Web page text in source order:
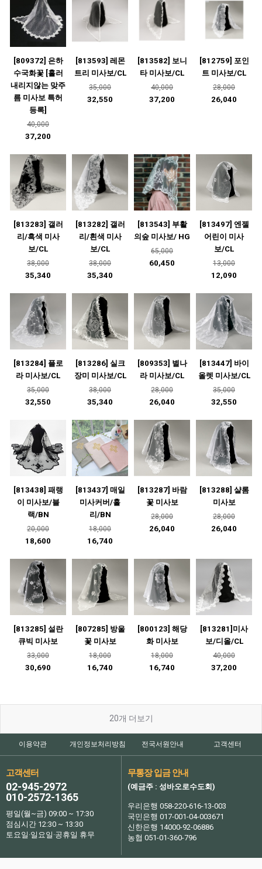
[809372] 은하
수국화꽃 [흘러
내리지않는 맞주
름 미사보 특허
등록]
40,000
37,200
[813593] 레몬
트리 미사보/CL
35,000
32,550
[813582] 보니
타 미사보/CL
40,000
37,200
[812759] 포인
트 미사보/CL
28,000
26,040
[813283] 갤러
리/흑색 미사
보/CL
38,000
35,340
[813282] 갤러
리/흰색 미사
보/CL
38,000
35,340
[813543] 부활
의숲 미사보/ HG
65,000
60,450
[813497] 엔젤
어린이 미사
보/CL
13,000
12,090
[813284] 플로
라 미사보/CL
35,000
32,550
[813286] 실크
장미 미사보/CL
38,000
35,340
[809353] 별나
라 미사보/CL
28,000
26,040
[813447] 바이
올렛 미사보/CL
35,000
32,550
[813438] 패랭
이 미사보/블
랙/BN
20,000
18,600
[813437] 매일
미사커버/홀
리/BN
18,000
16,740
[813287] 바람
꽃 미사보
28,000
26,040
[813288] 샬롬
미사보
28,000
26,040
[813285] 설란
큐빅 미사보
33,000
30,690
[807285] 방울
꽃 미사보
18,000
16,740
[800123] 해당
화 미사보
18,000
16,740
[813281]미사
보/디올/CL
40,000
37,200
20개 더보기
이용약관 개인정보처리방침 전국서원안내 고객센터
고객센터
02-945-2972
010-2572-1365
평일(월~금) 09:00 ~ 17:30
점심시간 12:30 ~ 13:30
토요일·일요일·공휴일 휴무
무통장 입금 안내
(예금주 : 성바오로수도회)
우리은행 058-220-616-13-003
국민은행 017-001-04-003671
신한은행 14000-92-06886
농협 051-01-360-796